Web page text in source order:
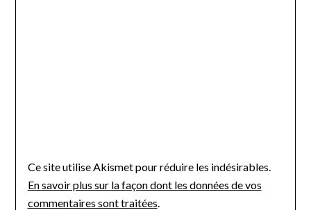
Ce site utilise Akismet pour réduire les indésirables.
En savoir plus sur la façon dont les données de vos
commentaires sont traitées